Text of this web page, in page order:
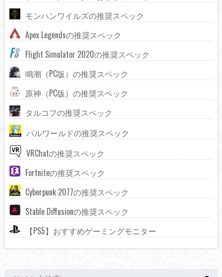
モンハンワイルズの推奨スペック
Apex Legendsの推奨スペック
Flight Simulator 2020の推奨スペック
鳴潮（PC版）の推奨スペック
原神（PC版）の推奨スペック
タルコフの推奨スペック
パルワールドの推奨スペック
VRChatの推奨スペック
Fortniteの推奨スペック
Cyberpunk 2077の推奨スペック
Stable Diffusionの推奨スペック
【PS5】おすすめゲーミングモニター